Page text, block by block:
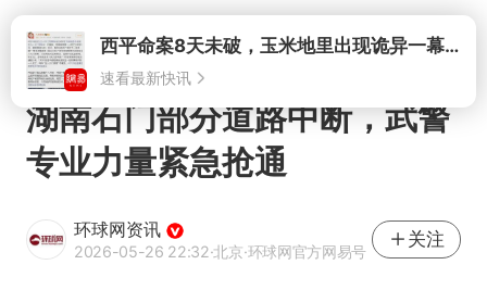
打开西平命案8天未破，玉米地里出现诡异一幕，我突然想起了欧金中
速看最新快讯
湖南石门部分道路中断，武警
专业力量紧急抢通
环球网资讯
2026-05-26 22:32·北京·环球网官方网易号
关注